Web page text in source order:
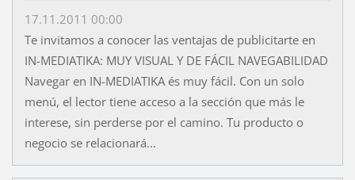
17.11.2011 00:00
Te invitamos a conocer las ventajas de publicitarte en
IN-MEDIATIKA: MUY VISUAL Y DE FÁCIL NAVEGABILIDAD
Navegar en IN-MEDIATIKA és muy fácil. Con un solo
menú, el lector tiene acceso a la sección que más le
interese, sin perderse por el camino. Tu producto o
negocio se relacionará...